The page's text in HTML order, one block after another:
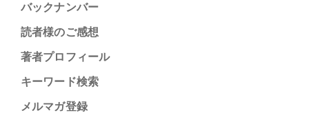
バックナンバー
読者様のご感想
著者プロフィール
キーワード検索
メルマガ登録